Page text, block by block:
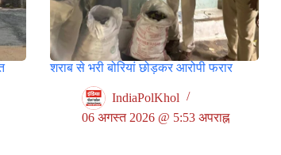
शराब से भरी बोरियां छोड़कर आरोपी फरार
IndiaPolKhol
06 अगस्त 2026 @ 5:53 अपराह्न